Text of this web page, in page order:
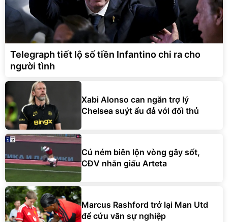
Telegraph tiết lộ số tiền Infantino chi ra cho
người tình
Xabi Alonso can ngăn trợ lý
Chelsea suýt ẩu đả với đối thủ
Cú ném biên lộn vòng gây sốt,
CĐV nhắn giấu Arteta
Marcus Rashford trở lại Man Utd
để cứu vãn sự nghiệp